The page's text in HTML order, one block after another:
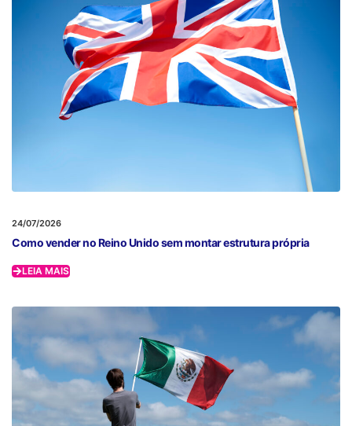
24/07/2026
Como vender no Reino Unido sem montar estrutura própria
LEIA MAIS